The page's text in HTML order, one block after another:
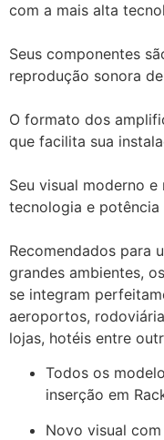
com a mais alta
Seus componentes
reprodução sonora
O formato dos
que facilita sua
Seu visual moderno
tecnologia e potência
Recomendados para
grandes ambientes,
se integram
aeroportos,
lojas, hotéis entre
Todos os
inserção em
Novo visual